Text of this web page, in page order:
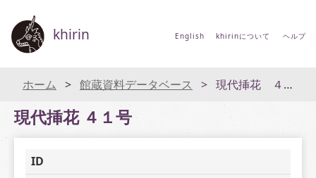
khirin English khirinについて ヘルプ
ホーム 館蔵資料データベース 現代挿花 ４１号
現代挿花 ４１号
ID